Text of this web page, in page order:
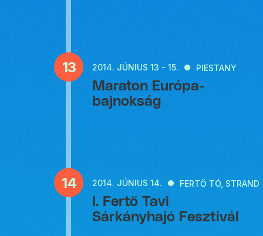
13 2014. JÚNIUS 13 - 15. PIESTANY
Maraton Európa-
bajnokság
14 2014. JÚNIUS 14. FERTŐ TÓ, STRAND
I. Fertő Tavi
Sárkányhajó Fesztivál